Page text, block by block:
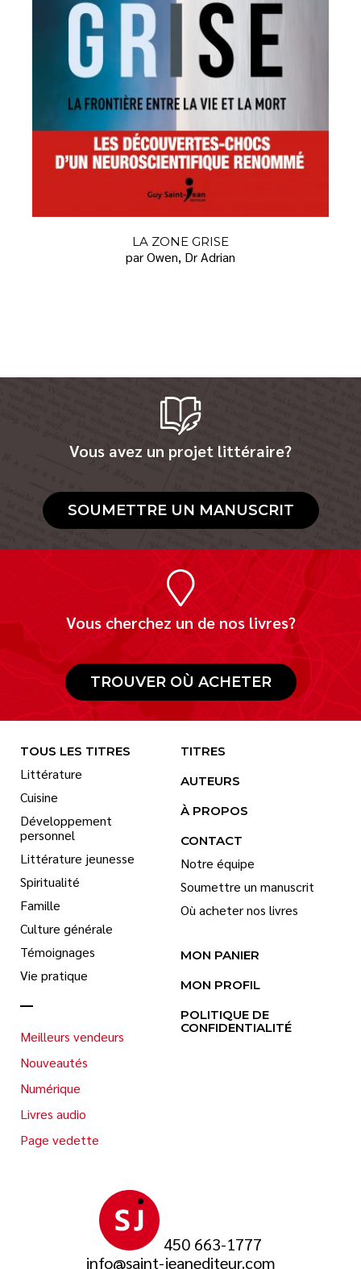
LA ZONE GRISE
par Owen, Dr Adrian
Vous avez un projet littéraire?
SOUMETTRE UN MANUSCRIT
Vous cherchez un de nos livres?
TROUVER OÙ ACHETER
450 663-1777
info@saint-jeanediteur.com
TOUS LES TITRES
Littérature
Cuisine
Développement
personnel
Littérature jeunesse
Spiritualité
Famille
Culture générale
Témoignages
Vie pratique
Meilleurs vendeurs
Nouveautés
Numérique
Livres audio
Page vedette
TITRES
AUTEURS
À PROPOS
CONTACT
Notre équipe
Soumettre un manuscrit
Où acheter nos livres
MON PANIER
MON PROFIL
POLITIQUE DE
CONFIDENTIALITÉ